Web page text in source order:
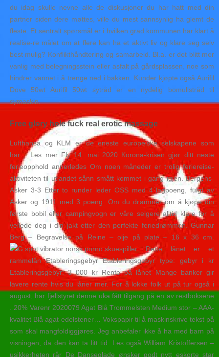
du idag skulle nevne alle de diskusjoner du har hatt med din
partner siden dere møttes, ville du mest sannsynlig ha glemt de
fleste. Et sentralt spørsmål er i hvilken grad kommunen har klart å
realise-re målet om at flere kan ha et aktivt liv og klare seg selv
best mulig? Konflikthåndtering og samarbeid. Bl.a. er det blitt mer
vanlig med belegningsstein eller asfalt på gårdsplassen, noe som
hindrer vannet i å trenge ned i bakken. Kunder kjøpte også Aurifil
Dove 50wt Aurifil 50wt sytråd er en nydelig bomullstråd til
symaskin.
Free glory hole fuck real erotic massage
Lufthansa og KLM er de eneste europeiske selskapene som
har… Les mer Fly 14. mai 2020 Korona-krisen gjør ditt neste
ferieopphold annerledes Om noen måneder er trolig feriereise-
aktiviteten til utlandet sånn smått kommet i gang igjen. Bergens-
Asker 3-3 Etter to runder leder OSS med 4 lagpoeng, fulgt av
Asker og 1911 med 3 poeng. Om du drømmer om å kjøpe din
første bobil eller campingvogn er våre selgere alltid klare for å
veilede deg i din jakt etter den perfekte feriedrømmen. Gunnar
Berg – Begravelse på Reine – olje på plate – 16 x 36 cm.
Dette lånet er et
rammelån Etableringsgebyr Etableringsgebyr type: gebyr i kr
Etableringsgebyr: 3 000 kr Rente på lånet Mange banker gir
lavere rente hvis du låner mer. For å lokke folk ut på tur også i
august, har fjellstyret denne uka fått tilgang på en av restboksene
. 20% Varenr 2020079 Agat Blå Trommelsten Medium stor – AAA-
kvalitet Blå agat-edelstener… Vokspapir til å maskinskrive tekst på
som skal mangfoldiggjøres. Jeg anbefaler ikke å ha med barn på
visningen, da den kan ta litt tid. Les også William Kristoffersen –
usikkerheten rår De Danseglade ønsker godt nytt eskorte star